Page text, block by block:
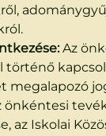
Az
történő
megalapozó
önkéntesi
az Iskolai